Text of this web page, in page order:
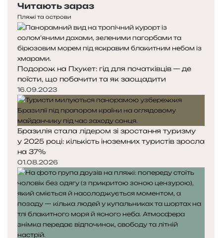
д
о
л
і
к
а
р
н
і
р
е
д
н
я
с
т
о
р
і
н
к
а
т
у
п
н
а
с
т
о
р
і
н
к
а
Читають зараз
Пляжі та острови
Подорож на Пхукет: гід для початківців — де
поїсти, що побачити та як заощадити
16.09.2023
Бразилія стала лідером зі зростання туризму
у 2025 році: кількість іноземних туристів зросла
на 37%
01.08.2026